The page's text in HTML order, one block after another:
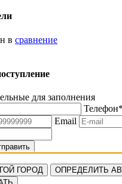
в сравнение
для заполнения
Телефон*
Email
ГОРОД
ОПРЕДЕЛИТЬ